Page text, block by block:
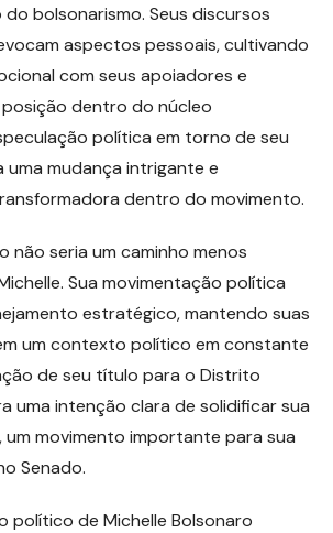
bolsonarismo. Seus discursos
aspectos pessoais, cultivando
com seus apoiadores e
dentro do núcleo
política em torno de seu
mudança intrigante e
dentro do movimento.
não seria um caminho menos
Sua movimentação política
estratégico, mantendo suas
um contexto político em constante
de seu título para o Distrito
uma intenção clara de solidificar sua
um movimento importante para sua
Senado.
político de Michelle Bolsonaro